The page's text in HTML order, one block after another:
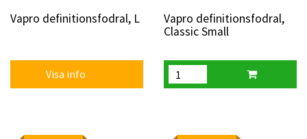
Vapro definitionsfodral, L
Visa info
Vapro definitionsfodral,
Classic Small